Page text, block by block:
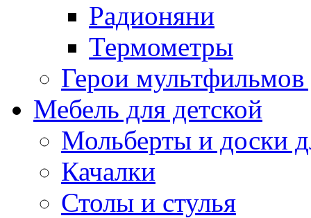
Радионяни
Термометры
Герои
Мебель для детской
Мольберты и доски
Качалки
Столы и стулья